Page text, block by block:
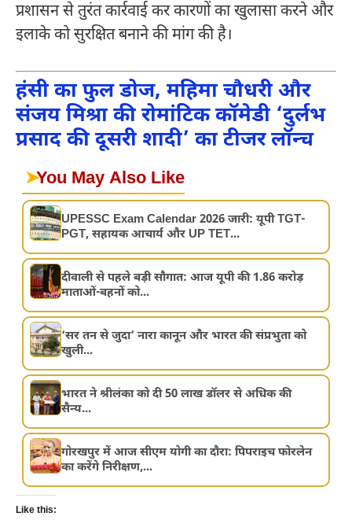
प्रशासन से तुरंत कार्रवाई कर कारणों का खुलासा करने और
इलाके को सुरक्षित बनाने की मांग की है।
हंसी का फुल डोज, महिमा चौधरी और
संजय मिश्रा की रोमांटिक कॉमेडी ‘दुर्लभ
प्रसाद की दूसरी शादी’ का टीजर लॉन्च
➤You May Also Like
UPESSC Exam Calendar 2026 जारी: यूपी TGT-
PGT, सहायक आचार्य और UP TET...
दीवाली से पहले बड़ी सौगात: आज यूपी की 1.86 करोड़
माताओं-बहनों को...
‘सर तन से जुदा’ नारा कानून और भारत की संप्रभुता को
खुली...
भारत ने श्रीलंका को दी 50 लाख डॉलर से अधिक की
सैन्य...
गोरखपुर में आज सीएम योगी का दौरा: पिपराइच फोरलेन
का करेंगे निरीक्षण,...
Like this: